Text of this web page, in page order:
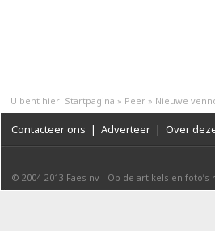
U bent hier: Startpagina » Peer » Nieuwe
Contacteer ons | Adverteer | Over
© 2004-2013 Faes nv - Op de artikels en